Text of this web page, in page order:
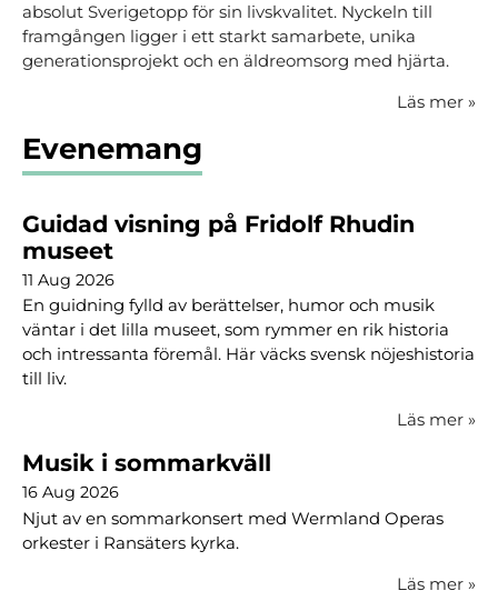
absolut Sverigetopp för sin livskvalitet. Nyckeln till
framgången ligger i ett starkt samarbete, unika
generationsprojekt och en äldreomsorg med hjärta.
Läs mer »
Evenemang
Guidad visning på Fridolf Rhudin
museet
11 Aug 2026
En guidning fylld av berättelser, humor och musik
väntar i det lilla museet, som rymmer en rik historia
och intressanta föremål. Här väcks svensk nöjeshistoria
till liv.
Läs mer »
Musik i sommarkväll
16 Aug 2026
Njut av en sommarkonsert med Wermland Operas
orkester i Ransäters kyrka.
Läs mer »